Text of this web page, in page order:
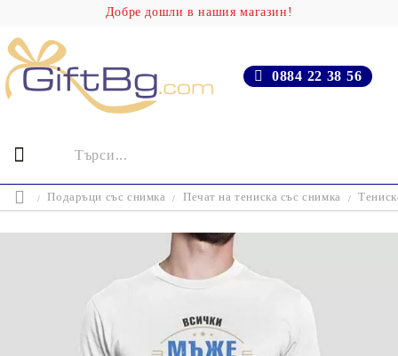
Добре дошли в нашия магазин!
0884 22 38 56
Подаръци със снимка Печат на тениска със снимка